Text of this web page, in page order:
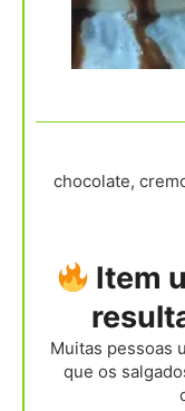
chocolate,
Item
Muitas pessoas utilizam esse acessório para evitar
que os